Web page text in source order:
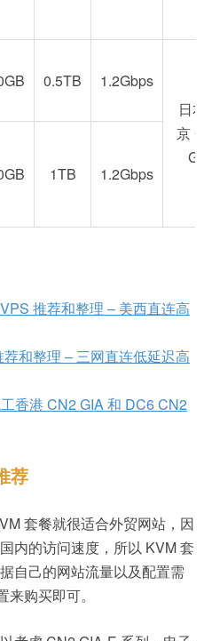
0.5TB
1.2Gbps
日
京
1TB 1.2Gbps
推荐和整理 – 美西直连高
和整理 – 三网直连低延迟高
香港 CN2 GIA 和 DC6 CN2
荐
套餐就很适合外贸网站，因
内的访问速度，所以 KVM 套
自己的网站流量以及配置需
购买即可。